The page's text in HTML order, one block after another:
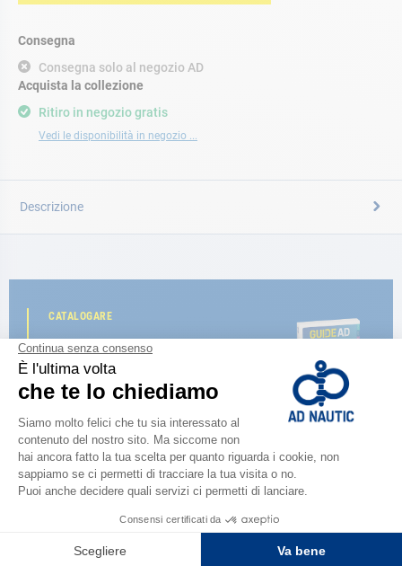
Consegna
Consegna solo al negozio AD
Ritiro in negozio gratis
Vedi le disponibilità in negozio ...
Acquista la collezione
Descrizione
CATALOGARE
Scopri la
nuova guida AD 2026
SFOGLIA IL CATALOGO
150 negozi nel mondo,